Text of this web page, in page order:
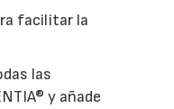
facilitar la
las
y añade